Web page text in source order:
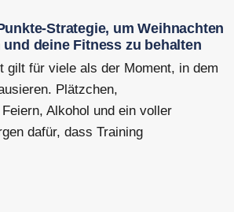
Strategie, um Weihnachten
deine Fitness zu behalten
gilt für viele als der Moment, in dem
Plätzchen,
Alkohol und ein voller
dafür, dass Training